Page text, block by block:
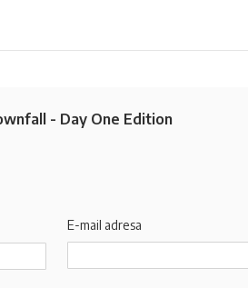
- Day One Edition
E-mail adresa